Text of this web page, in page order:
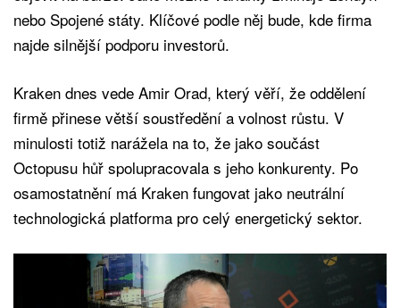
nebo Spojené státy. Klíčové podle něj bude, kde firma
najde silnější podporu investorů.
Kraken dnes vede Amir Orad, který věří, že oddělení
firmě přinese větší soustředění a volnost růstu. V
minulosti totiž narážela na to, že jako součást
Octopusu hůř spolupracovala s jeho konkurenty. Po
osamostatnění má Kraken fungovat jako neutrální
technologická platforma pro celý energetický sektor.